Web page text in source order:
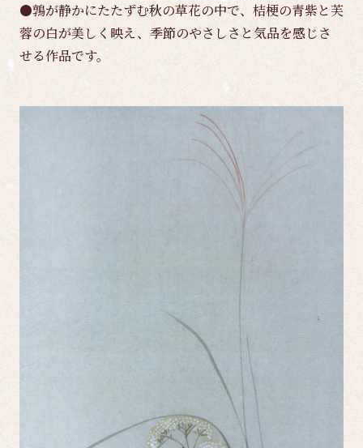
●鶉が静かにたたずむ秋の草花の中で、桔梗の青紫と芙
蓉の白が美しく映え、季節のやさしさと気品を感じさ
せる作品です。